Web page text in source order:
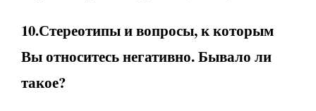
10.Стереотипы и вопросы, к которым
Вы относитесь негативно. Бывало ли
такое?